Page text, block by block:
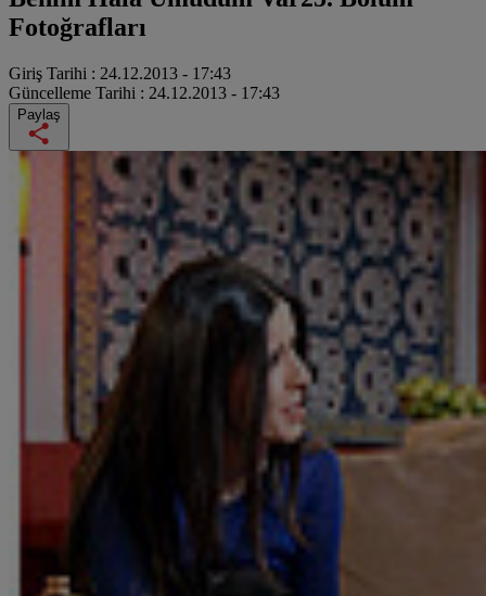
Fotoğrafları
Giriş Tarihi : 24.12.2013 - 17:43
Güncelleme Tarihi : 24.12.2013 - 17:43
Paylaş